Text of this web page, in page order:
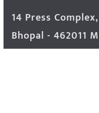
14 Press
Bhopal - 462011
- Advertisement